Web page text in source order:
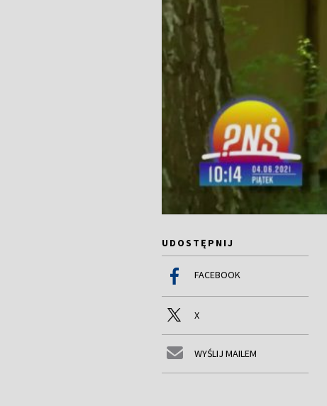
UDOSTĘPNIJ
FACEBOOK
X
WYŚLIJ MAILEM